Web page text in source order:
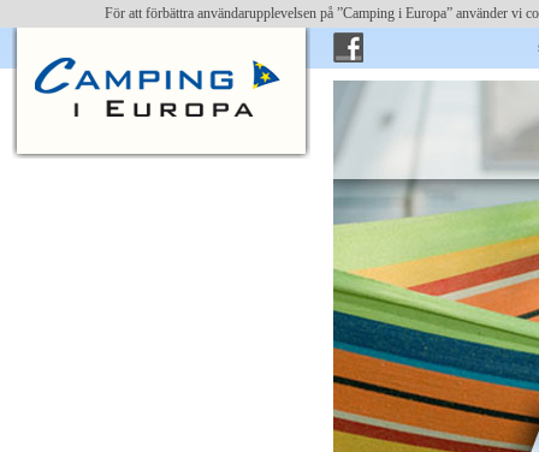
För att förbättra användarupplevelsen på ”Camping i Europa” använder